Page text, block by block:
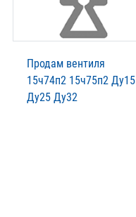
Продам вентиля
15ч74п2 15ч75п2 Ду15
Ду25 Ду32